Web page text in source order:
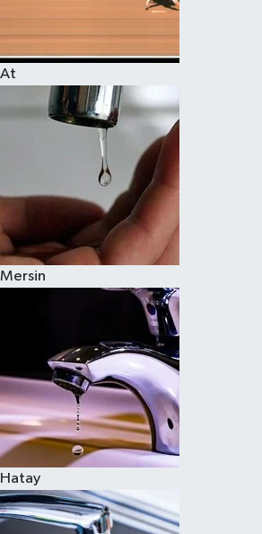
At
Mersin
Hatay